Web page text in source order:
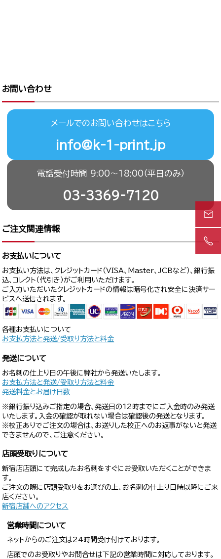
お問い合わせ
メールでのお問い合わせはこちら
info@k-1-print.jp
電話受付時間 9:00〜18:00（平日のみ）
03-3369-7120
ご注文関連情報
お支払いについて
お支払い方法は、クレジットカード（VISA、Master、JCBなど）、銀行振
込、コレクト（代引き）がご利用いただけます。
ご入力いただいたクレジットカードの情報は暗号化され安全に決済サー
ビスへ送信されます。
各種お支払いについて
お支払方法と発送/受取り方法と料金
発送について
お名刺の仕上り日の午後に弊社から発送いたします。
お支払方法と発送/受取り方法と料金
発送料金とお届け日数
※銀行振り込みご指定の場合、発送日の12時までにご入金時のみ発送
いたします。入金の確認が取れない場合は確認後の発送となります。
※校正ありでご注文の場合は、お送りした校正へのお返事がないと発送
できませんので、ご注意ください。
店頭受取りについて
新宿店店頭にて完成したお名刺をすぐにお受取いただくことができま
す。
ご注文の際に店頭受取りをお選びの上、お名刺の仕上り日時以降にご来
店ください。
新宿店舗へのアクセス
営業時間について
ネットからのご注文は24時間受け付けております。
店頭でのお受取りやお問合せは下記の営業時間に対応しております。